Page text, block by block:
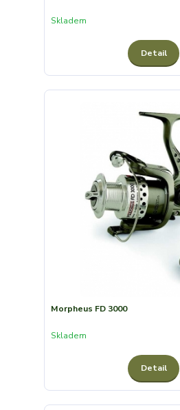
Skladem
Detail
Morpheus FD 3000
Skladem
Detail